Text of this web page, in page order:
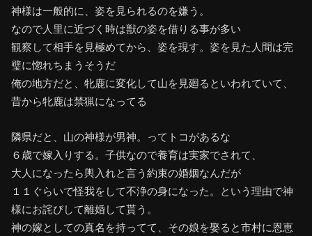
神様は一般的に、姿を見られるのを嫌う。
なので人里に近づく時は獣の姿を借りる事が多い
観察して相手を見極めてから、姿を現す。姿を見た人間は完
璧に惚れちまうそうだ
俺の地方だと、牝鹿に変化して山を見廻るといわれていて、
昔から牝鹿は禁猟になってる
隣県だと、山の神様が男神。ってトコがあるな
６歳で嫁入りする。子供なので養育は実家でされて、
大人になったら輿入れと言う約束の婚姻なんだが
１１ぐらいで怪我をして不浄の身になった。という理由で神
様にお詫びして離婚して貰う。
神の嫁としての真名を持ってて、その娘を娶ると市村に恩恵